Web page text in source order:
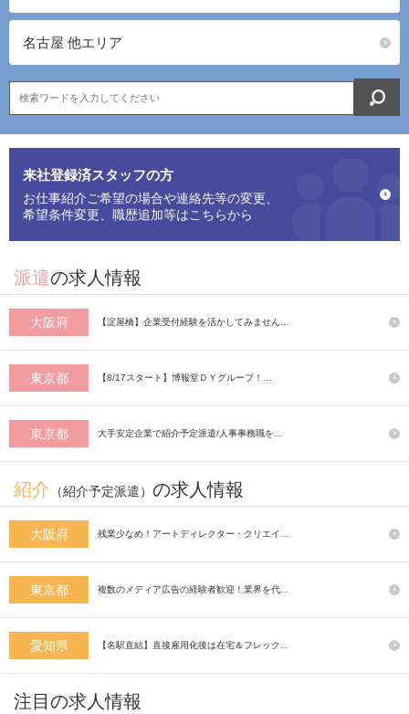
名古屋 他エリア
来社登録済スタッフの方
お仕事紹介ご希望の場合や連絡先等の変更、
希望条件変更、職歴追加等はこちらから
派遣の求人情報
大阪府 【淀屋橋】企業受付経験を活かしてみません…
東京都 【8/17スタート】博報堂ＤＹグループ！…
東京都 大手安定企業で紹介予定派遣/人事事務職を…
紹介 （紹介予定派遣） の求人情報
大阪府 残業少なめ！アートディレクター・クリエイ…
東京都 複数のメディア広告の経験者歓迎！業界を代…
愛知県 【名駅直結】直接雇用化後は在宅＆フレック…
注目の求人情報